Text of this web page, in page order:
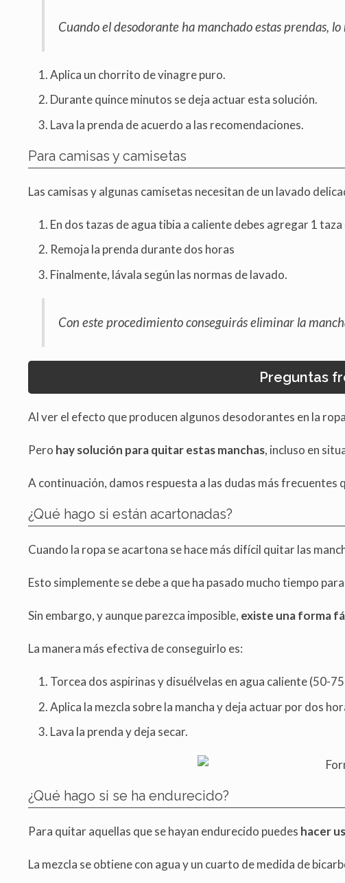
Cuando el desodorante ha manchado estas prendas,
Aplica un chorrito de vinagre puro.
Durante quince minutos se deja actuar esta solución.
Lava la prenda de acuerdo a las recomendaciones.
Para camisas y camisetas
Las camisas y algunas camisetas necesitan de un lavado
En dos tazas de agua tibia a caliente debes agregar 1
Remoja la prenda durante dos horas
Finalmente, lávala según las normas de lavado.
Con este procedimiento conseguirás eliminar la
Preguntas
Al ver el efecto que producen algunos desodorantes en la
Pero hay solución para quitar estas manchas, incluso en
A continuación, damos respuesta a las dudas más
¿Qué hago si están acartonadas?
Cuando la ropa se acartona se hace más difícil quitar las
Esto simplemente se debe a que ha pasado mucho tiempo
Sin embargo, y aunque parezca imposible, existe una forma
La manera más efectiva de conseguirlo es:
Torcea dos aspirinas y disuélvelas en agua caliente (50-
Aplica la mezcla sobre la mancha y deja actuar por dos
Lava la prenda y deja secar.
¿Qué hago si se ha endurecido?
Para quitar aquellas que se hayan endurecido puedes hacer
La mezcla se obtiene con agua y un cuarto de medida de